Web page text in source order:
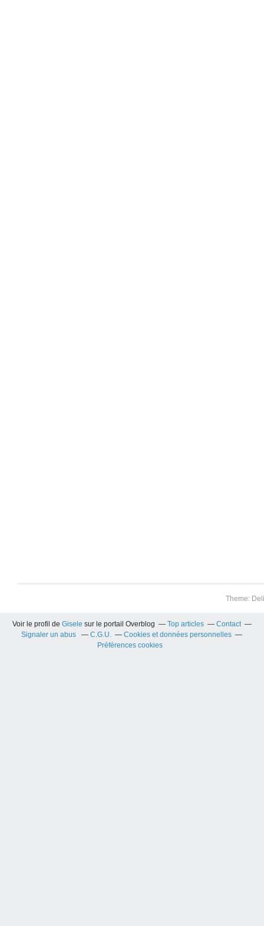
Theme:
Voir le profil de Gisele sur le portail Overblog Top articles
Contact
Signaler un abus
C.G.U.
Cookies et données personnelles
Préférences cookies